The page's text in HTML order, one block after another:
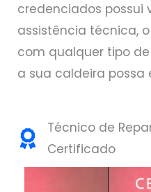
credenciados possui
assistência técnica,
com qualquer tipo
a sua caldeira possa
Técnico de
Certificado